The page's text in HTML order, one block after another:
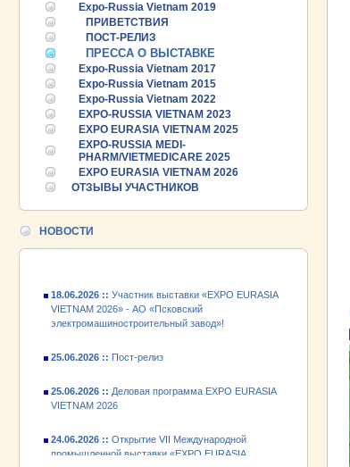
Expo-Russia Vietnam 2019
ПРИВЕТСТВИЯ
ПОСТ-РЕЛИЗ
ПРЕССА О ВЫСТАВКЕ
Expo-Russia Vietnam 2017
Expo-Russia Vietnam 2015
Expo-Russia Vietnam 2022
EXPO-RUSSIA VIETNAM 2023
EXPO EURASIA VIETNAM 2025
EXPO-RUSSIA MEDI-
PHARM/VIETMEDICARE 2025
EXPO EURASIA VIETNAM 2026
ОТЗЫВЫ УЧАСТНИКОВ
НОВОСТИ
25.06.2026 :: Пост-релиз
25.06.2026 :: Деловая программа EXPO EURASIA
VIETNAM 2026
24.06.2026 ::Открытие VII Международной
промышленной выставки «EXPO EURASIA
VIETNAM 2026» - АО «Псковский
электромашиностроительный завод»!
VIETNAM 2026
промышленной выставки «EXPO EURASIA
VIETNAM 2026»